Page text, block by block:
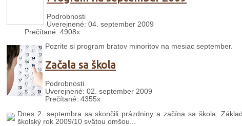
Podrobnosti
Uverejnené: 04. september 2009
Prečítané: 4908x
Pozrite si program bratov minoritov na mesiac september.
Začala sa škola
Podrobnosti
Uverejnené: 02. september 2009
Prečítané: 4355x
Dnes 2. septembra sa skončili prázdniny a začína sa škola.
školský rok 2009/10 svätou omšou...